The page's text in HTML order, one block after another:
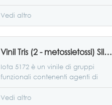
Vedi altro
Vinil Tris (2 - metossietossi) Silano Iota 5172
Iota 5172 è un vinile di gruppi
funzionali contenenti agenti di
accoppiamento, come agenti di
attacco principale prodotto può
Vedi altro